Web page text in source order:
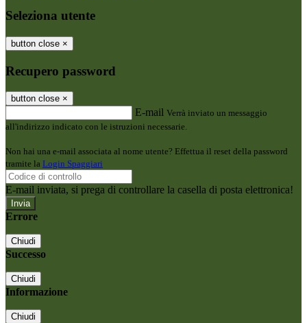
Seleziona utente
button close ×
Recupero password
button close ×
E-mail Verrà inviato un messaggio
all'indirizzo indicato con le istruzioni necessarie.
Non hai una e-mail associata al nome utente? Effettua il reset della password
tramite la Login Spaggiari
E-mail inviata, si prega di controllare la casella di posta elettronica!
Errore
Chiudi
Successo
Chiudi
Informazione
Chiudi